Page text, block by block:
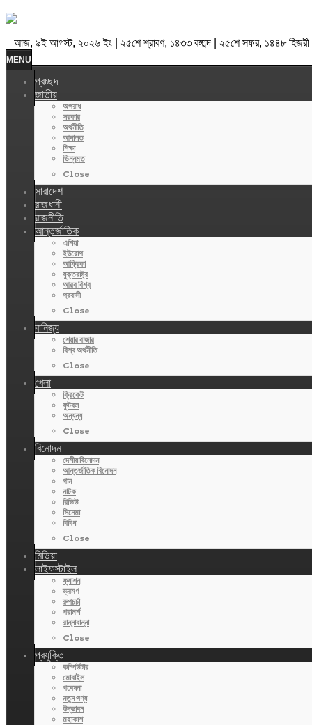
আজ, ৯ই আগস্ট, ২০২৬ ইং | ২৫শে শ্রাবণ, ১৪৩৩ বঙ্গাব্দ | ২৫শে সফর, ১৪৪৮ হিজরী
MENU
প্রচ্ছদ
জাতীয়
অপরাধ
সরকার
অর্থনীতি
আদালত
শিক্ষা
ভিন্নমত
Close
সারাদেশ
রাজধানী
রাজনীতি
আন্তর্জাতিক
এশিয়া
ইউরোপ
আফ্রিকা
যুক্তরাষ্ট্র
আরব বিশ্ব
প্রবাসী
Close
বানিজ্য
শেয়ার বাজার
বিশ্ব অর্থনীতি
Close
খেলা
ক্রিকেট
ফুটবল
অন্যন্য
Close
বিনোদন
দেশীয় বিনোদন
আন্তর্জাতিক বিনোদন
গান
নাটক
রিভিউ
সিনেমা
বিবিধ
Close
মিডিয়া
লাইফস্টাইল
ফ্যাশন
ভ্রমণ
রুপচর্চা
পরামর্শ
রান্নাবান্না
Close
প্রযুক্তি
কম্পিউটার
মোবাইল
গবেষনা
নতুন পণ্য
উদ্ভাবন
মহাকাশ